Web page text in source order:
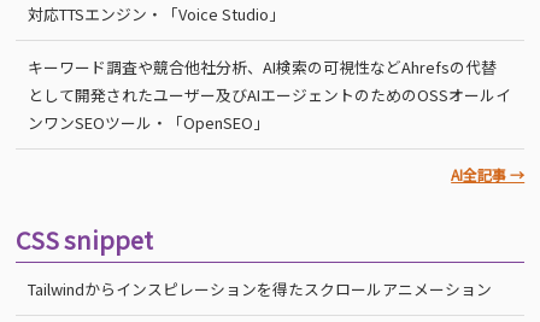
対応TTSエンジン・「Voice Studio」
キーワード調査や競合他社分析、AI検索の可視性などAhrefsの代替
として開発されたユーザー及びAIエージェントのためのOSSオールイ
ンワンSEOツール・「OpenSEO」
AI全記事 →
CSS snippet
Tailwindからインスピレーションを得たスクロールアニメーション